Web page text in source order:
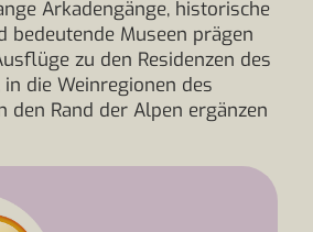
Arkadengänge, historische
bedeutende Museen prägen
zu den Residenzen des
in die Weinregionen des
den Rand der Alpen ergänzen